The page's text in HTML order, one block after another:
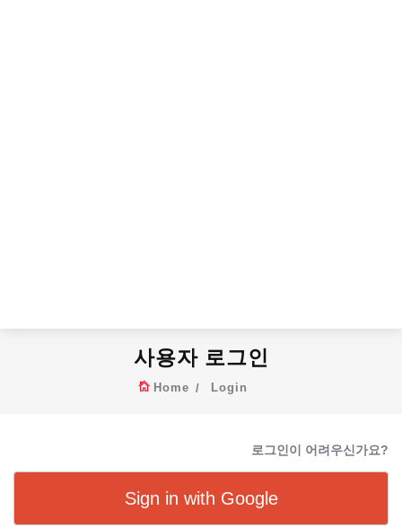
사용자 로그인
Home Login
로그인이 어려우신가요?
Sign in with Google